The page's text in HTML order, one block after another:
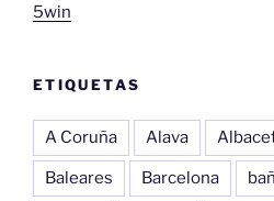
5win
ETIQUETAS
A Coruña Alava
Baleares Barcelona